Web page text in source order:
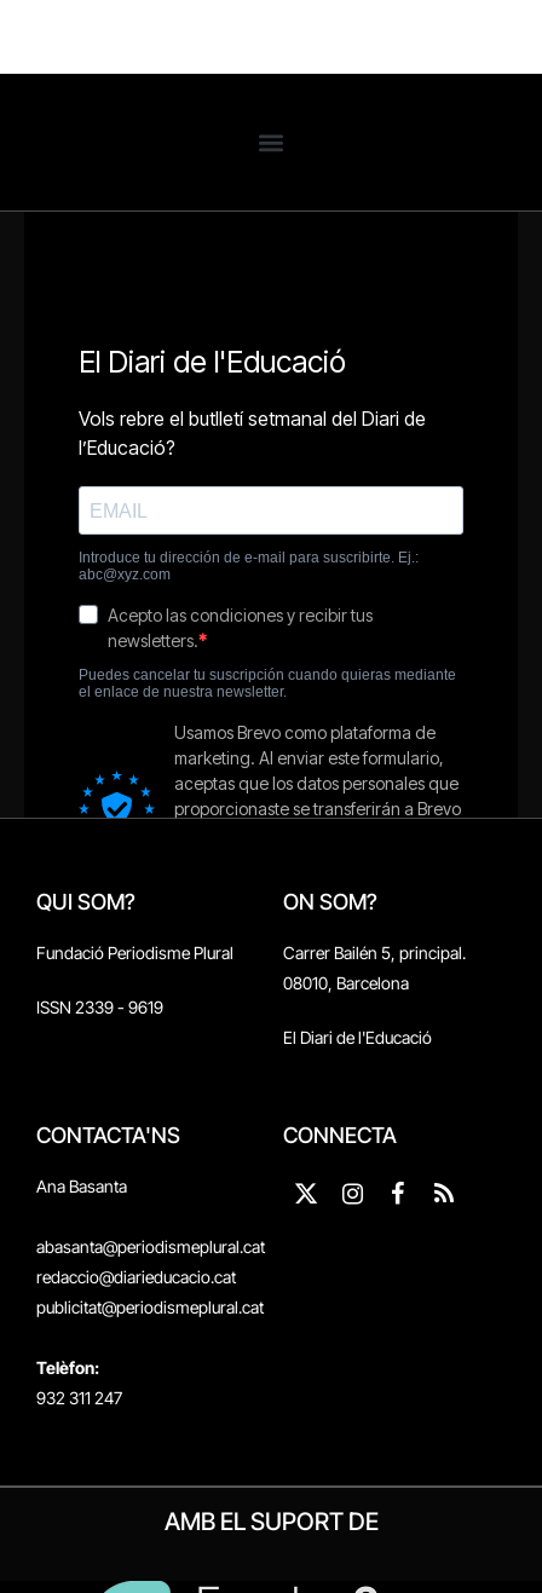
QUI SOM?
Fundació Periodisme Plural
ISSN 2339 - 9619
ON SOM?
Carrer Bailén 5, principal.
08010, Barcelona
El Diari de l'Educació
CONTACTA'NS
Ana Basanta
abasanta@periodismeplural.cat
redaccio@diarieducacio.cat
publicitat@periodismeplural.cat
Telèfon:
932 311 247
CONNECTA
X
Instagram
Facebook
RSS
AMB EL SUPORT DE